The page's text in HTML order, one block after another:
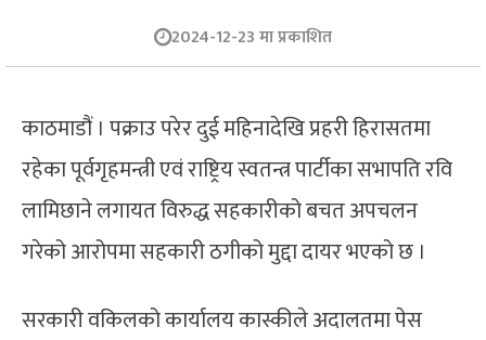
2024-12-23 मा प्रकाशित
काठमाडौं । पक्राउ परेर दुई महिनादेखि प्रहरी हिरासतमा
रहेका पूर्वगृहमन्त्री एवं राष्ट्रिय स्वतन्त्र पार्टीका सभापति रवि
लामिछाने लगायत विरुद्ध सहकारीको बचत अपचलन
गरेको आरोपमा सहकारी ठगीको मुद्दा दायर भएको छ ।
सरकारी वकिलको कार्यालय कास्कीले अदालतमा पेस